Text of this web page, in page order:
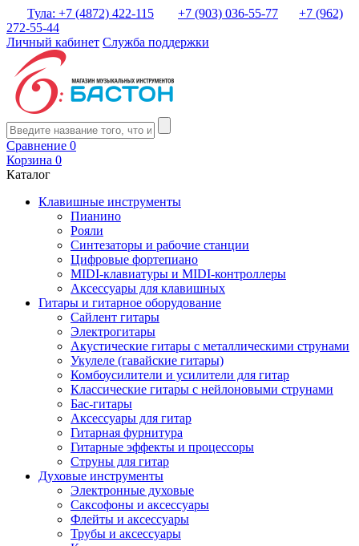
Тула: +7 (4872) 422-115 +7 (903) 036-55-77
+7 (962)
272-55-44
Личный кабинет Служба поддержки
Сравнение 0
Корзина 0
Каталог
Клавишные инструменты
Пианино
Рояли
Синтезаторы и рабочие станции
Цифровые фортепиано
MIDI-клавиатуры и MIDI-контроллеры
Аксессуары для клавишных
Гитары и гитарное оборудование
Сайлент гитары
Электрогитары
Акустические гитары с металлическими струнами
Укулеле (гавайские гитары)
Комбоусилители и усилители для гитар
Классические гитары с нейлоновыми струнами
Бас-гитары
Аксессуары для гитар
Гитарная фурнитура
Гитарные эффекты и процессоры
Струны для гитар
Духовые инструменты
Электронные духовые
Саксофоны и аксессуары
Флейты и аксессуары
Трубы и аксессуары